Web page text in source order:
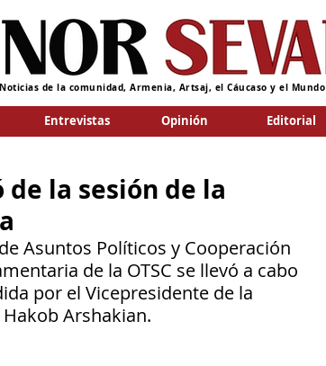
Noticias de la comunidad, Armenia, Artsaj, el Cáucaso y el Mundo
Entrevistas Opinión Editorial
la sesión de la
Asuntos Políticos y Cooperación
de la OTSC se llevó a cabo
por el Vicepresidente de la
Arshakian.